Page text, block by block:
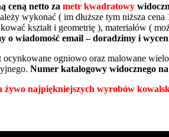
ceną netto za metr kwadratowy
wykonać ( im dłuższe tym niższa
kształt i geometrię ), materiałów (
o wiadomość email – doradzimy i
ocynkowane ogniowo oraz malowane
Numer katalogowy widocznego
żywo najpiękniejszych wyrobów